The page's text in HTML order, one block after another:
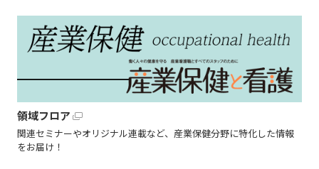
領域フロア
関連セミナーやオリジナル連載など、産業保健分野に特化した情報
をお届け！